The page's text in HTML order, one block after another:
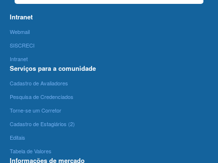
Intranet
Webmail
SISCRECI
Intranet
Serviços para a comunidade
Cadastro de Avaliadores
Pesquisa de Credenciados
Torne-se um Corretor
Cadastro de Estagiários (2)
Editais
Tabela de Valores
Informações de mercado